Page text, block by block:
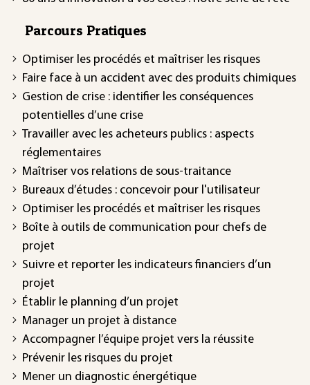
Parcours Pratiques
Optimiser les procédés et maîtriser les risques
Faire face à un accident avec des produits chimiques
Gestion de crise : identifier les conséquences
potentielles d’une crise
Travailler avec les acheteurs publics : aspects
réglementaires
Maîtriser vos relations de sous-traitance
Bureaux d’études : concevoir pour l'utilisateur
Optimiser les procédés et maîtriser les risques
Boîte à outils de communication pour chefs de
projet
Suivre et reporter les indicateurs financiers d’un
projet
Établir le planning d’un projet
Manager un projet à distance
Accompagner l’équipe projet vers la réussite
Prévenir les risques du projet
Mener un diagnostic énergétique